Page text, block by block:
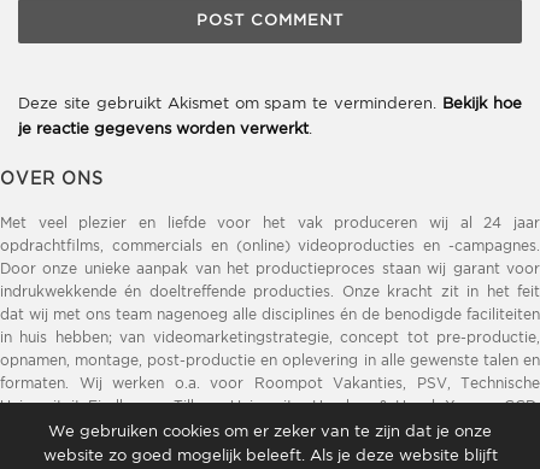
Deze site gebruikt Akismet om spam te verminderen.
Bekijk hoe
je reactie gegevens worden verwerkt.
OVER ONS
Met veel plezier en liefde voor het vak produceren wij al 24 jaar
opdrachtfilms, commercials en (online) videoproducties en -campagnes.
Door onze unieke aanpak van het productieproces staan wij garant voor
indrukwekkende én doeltreffende producties. Onze kracht zit in het feit
dat wij met ons team nagenoeg alle disciplines én de benodigde faciliteiten
in huis hebben; van videomarketingstrategie, concept tot pre-productie,
opnamen, montage, post-productie en oplevering in alle gewenste talen en
formaten. Wij werken o.a. voor Roompot Vakanties, PSV, Technische
Universiteit Eindhoven, Tilburg University, Henders & Hazel, Xooon, GGD,
DELA, Opvoeden.nl, ZLM Verzekeringen, Brainport Eindhoven, Provincie
Noord-Brabant, Sint Lucas, ZLTO.
We gebruiken cookies om er zeker van te zijn dat je onze
website zo goed mogelijk beleeft. Als je deze website blijft